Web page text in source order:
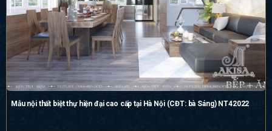
Mẫu nội thất biệt thự hiện đại cao cấp tại Hà Nội (CĐT: bà Sáng) NT42022